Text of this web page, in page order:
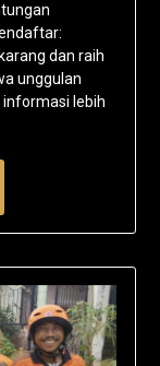
dan raih
unggulan
informasi lebih